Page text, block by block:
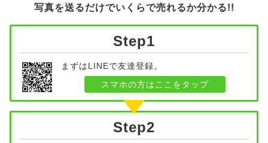
写真を送るだけでいくらで売れるか分かる!!
Step1
まずはLINEで友達登録。
スマホの方はここをタップ
Step2